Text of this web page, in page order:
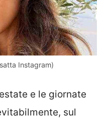
Instagram)
e le giornate
sul